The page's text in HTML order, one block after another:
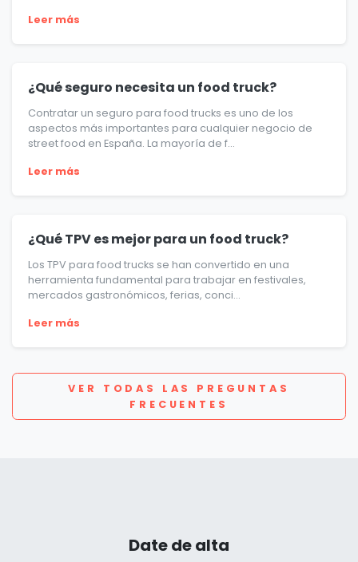
Leer más
¿Qué seguro necesita un food truck?
Contratar un seguro para food trucks es uno de los
aspectos más importantes para cualquier negocio de
street food en España. La mayoría de f...
Leer más
¿Qué TPV es mejor para un food truck?
Los TPV para food trucks se han convertido en una
herramienta fundamental para trabajar en festivales,
mercados gastronómicos, ferias, conci...
Leer más
VER TODAS LAS PREGUNTAS
FRECUENTES
Date de alta